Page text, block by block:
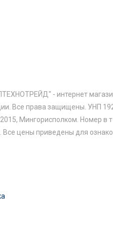
- интернет
Все права защищены. УНП
Мингорисполком. Номер в
Все цены приведены для